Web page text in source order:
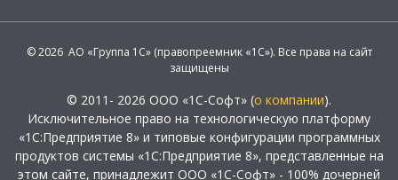
© 2026 АО «Группа 1С» (правопреемник «1С»). Все права на сайт
защищены
© 2011- 2026 ООО «1С-Софт» (о компании).
Исключительное право на технологическую платформу
«1С:Предприятие 8» и типовые конфигурации программных
продуктов системы «1С:Предприятие 8», представленные на
этом сайте, принадлежит ООО «1С-Софт» - 100% дочерней